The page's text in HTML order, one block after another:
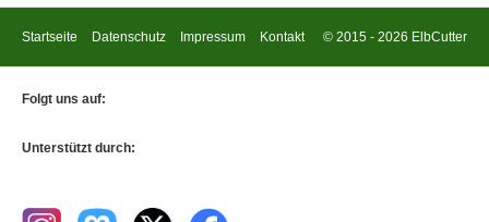
Startseite Datenschutz Impressum Kontakt © 2015 - 2026 ElbCutter
Folgt uns auf:
Unterstützt durch: